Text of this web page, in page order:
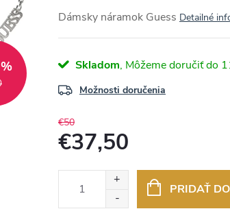
Dámsky náramok Guess Detailné
Skladom
Možnosti doručenia
€50
€37,50
PRIDAŤ